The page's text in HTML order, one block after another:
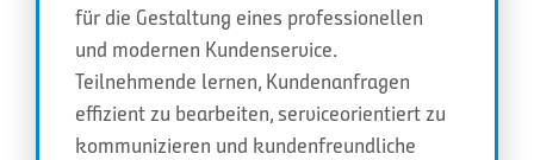
für die Gestaltung eines professionellen
und modernen Kundenservice.
Teilnehmende lernen, Kundenanfragen
effizient zu bearbeiten, serviceorientiert zu
kommunizieren und kundenfreundliche